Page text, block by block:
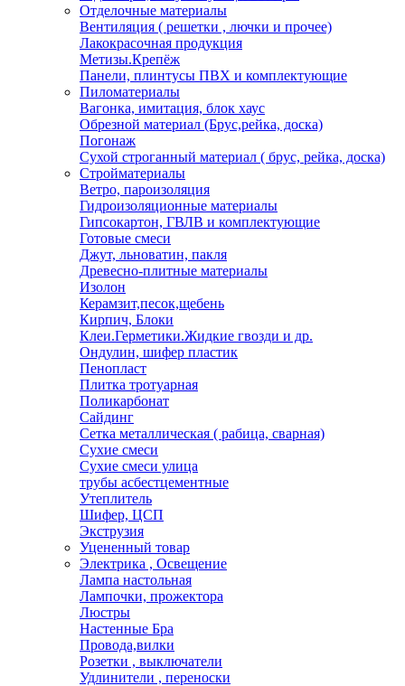
Отделочные материалы
Вентиляция ( решетки , лючки и прочее)
Лакокрасочная продукция
Метизы.Крепёж
Панели, плинтусы ПВХ и комплектующие
Пиломатериалы
Вагонка, имитация, блок хаус
Обрезной материал (Брус,рейка, доска)
Погонаж
Сухой строганный материал ( брус, рейка, доска)
Стройматериалы
Ветро, пароизоляция
Гидроизоляционные материалы
Гипсокартон, ГВЛВ и комплектующие
Готовые смеси
Джут, льноватин, пакля
Древесно-плитные материалы
Изолон
Керамзит,песок,щебень
Кирпич, Блоки
Клеи.Герметики.Жидкие гвозди и др.
Ондулин, шифер пластик
Пенопласт
Плитка тротуарная
Поликарбонат
Сайдинг
Сетка металлическая ( рабица, сварная)
Сухие смеси
Сухие смеси улица
трубы асбестцементные
Утеплитель
Шифер, ЦСП
Экструзия
Уцененный товар
Электрика , Освещение
Лампа настольная
Лампочки, прожектора
Люстры
Настенные Бра
Провода,вилки
Розетки , выключатели
Удлинители , переноски